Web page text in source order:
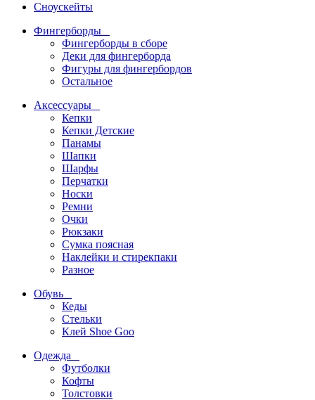
Сноускейты
Фингерборды
Фингерборды в сборе
Деки для фингерборда
Фигуры для фингербордов
Остальное
Аксессуары
Кепки
Кепки Детские
Панамы
Шапки
Шарфы
Перчатки
Носки
Ремни
Очки
Рюкзаки
Сумка поясная
Наклейки и стирекпаки
Разное
Обувь
Кеды
Стельки
Клей Shoe Goo
Одежда
Футболки
Кофты
Толстовки